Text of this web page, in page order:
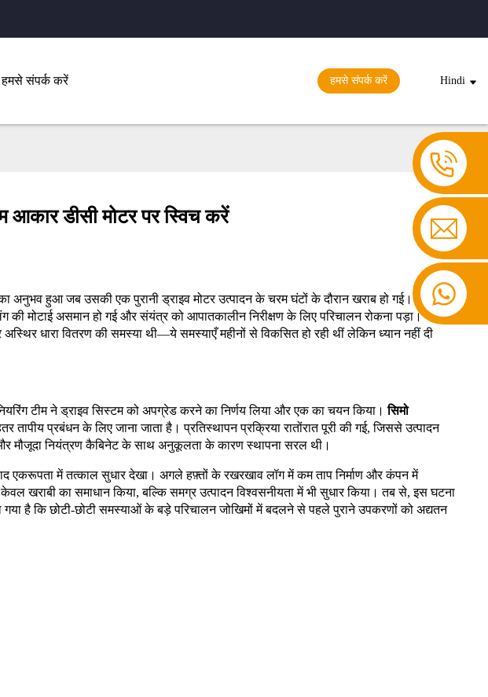
हमसे संपर्क करें हमसे संपर्क करें Hindi
आकार डीसी मोटर पर स्विच करें
अनुभव हुआ जब उसकी एक पुरानी ड्राइव मोटर उत्पादन के चरम घंटों के दौरान खराब हो गई। इस
मोटाई असमान हो गई और संयंत्र को आपातकालीन निरीक्षण के लिए परिचालन रोकना पड़ा।
धारा वितरण की समस्या थी—ये समस्याएँ महीनों से विकसित हो रही थीं लेकिन ध्यान नहीं दी
टीम ने ड्राइव सिस्टम को अपग्रेड करने का निर्णय लिया और एक का चयन किया।सिमो
तापीय प्रबंधन के लिए जाना जाता है। प्रतिस्थापन प्रक्रिया रातोंरात पूरी की गई, जिससे उत्पादन
मौजूदा नियंत्रण कैबिनेट के साथ अनुकूलता के कारण स्थापना सरल थी।
एकरूपता में तत्काल सुधार देखा। अगले हफ़्तों के रखरखाव लॉग में कम ताप निर्माण और कंपन में
खराबी का समाधान किया, बल्कि समग्र उत्पादन विश्वसनीयता में भी सुधार किया। तब से, इस घटना
है कि छोटी-छोटी समस्याओं के बड़े परिचालन जोखिमों में बदलने से पहले पुराने उपकरणों को अद्यतन